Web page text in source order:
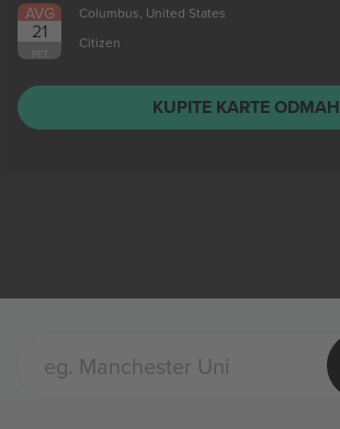
AVG
21
PET
Columbus, United States
Citizen
KUPITE KARTE ODMAH